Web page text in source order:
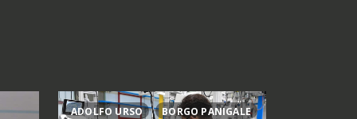
ADOLFO URSO BORGO PANIGALE